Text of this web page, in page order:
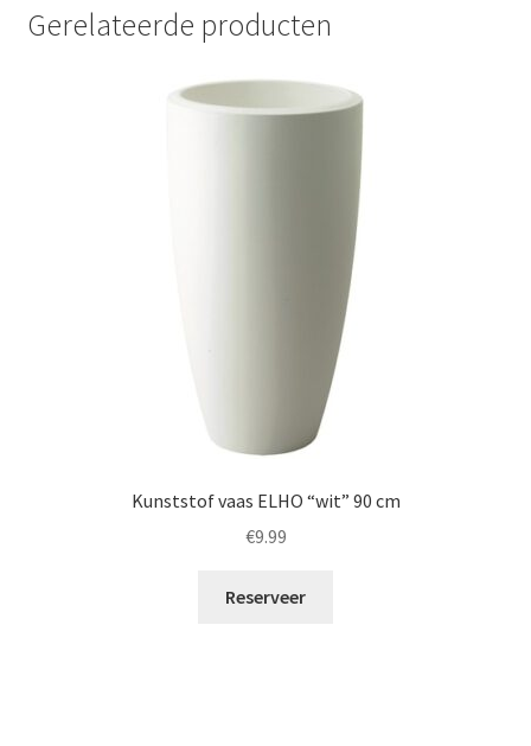
Gerelateerde producten
Kunststof vaas ELHO “wit” 90 cm
€9.99
Reserveer